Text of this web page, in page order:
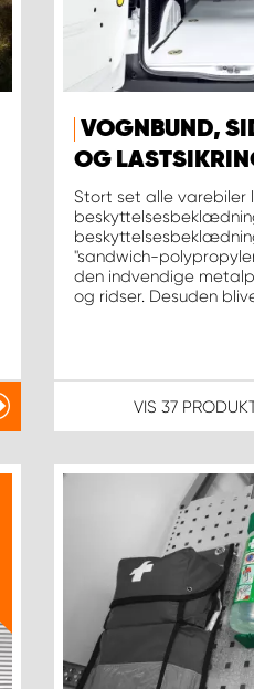
VOGNBUND,
OG
Stort set alle varebiler
"sandwich-
den indvendige
og ridser. Desuden
VIS37